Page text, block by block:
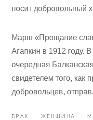
носит добровольный
Марш «Прощание
Агапкин в 1912 году.
очередная
свидетелем того,
добровольцев,
БРАК ЖЕНЩИНА